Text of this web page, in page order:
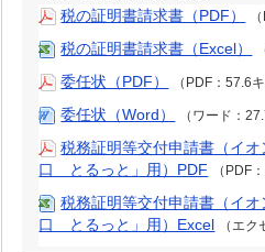
税の証明書請求書（PDF）
税の証明書請求書（Excel）
委任状（PDF） （PDF：57.6
委任状（Word） （ワード：
税務証明等交付申請書（イ
口 とるっと」用）PDF
（PDF
税務証明等交付申請書（イ
口 とるっと」用）Excel
（エ